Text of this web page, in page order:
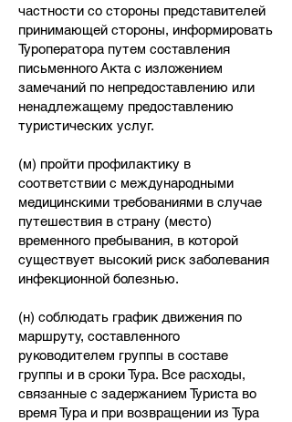
частности со стороны представителей
принимающей стороны, информировать
Туроператора путем составления
письменного Акта с изложением
замечаний по непредоставлению или
ненадлежащему предоставлению
туристических услуг.
(м) пройти профилактику в
соответствии с международными
медицинскими требованиями в случае
путешествия в страну (место)
временного пребывания, в которой
существует высокий риск заболевания
инфекционной болезнью.
(н) соблюдать график движения по
маршруту, составленного
руководителем группы в составе
группы и в сроки Тура. Все расходы,
связанные с задержанием Туриста во
время Тура и при возвращении из Тура